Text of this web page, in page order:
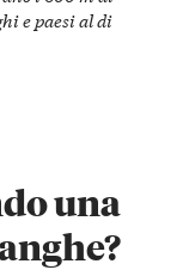
e paesi al di
una